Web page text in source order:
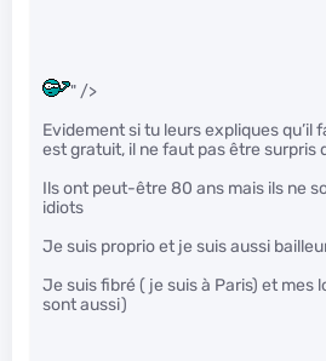
" />
Evidement si tu leurs expliques qu’il
est gratuit, il ne faut pas être surpris
Ils ont peut-être 80 ans mais ils ne
idiots
Je suis proprio et je suis aussi
Je suis fibré ( je suis à Paris) et mes
sont aussi)